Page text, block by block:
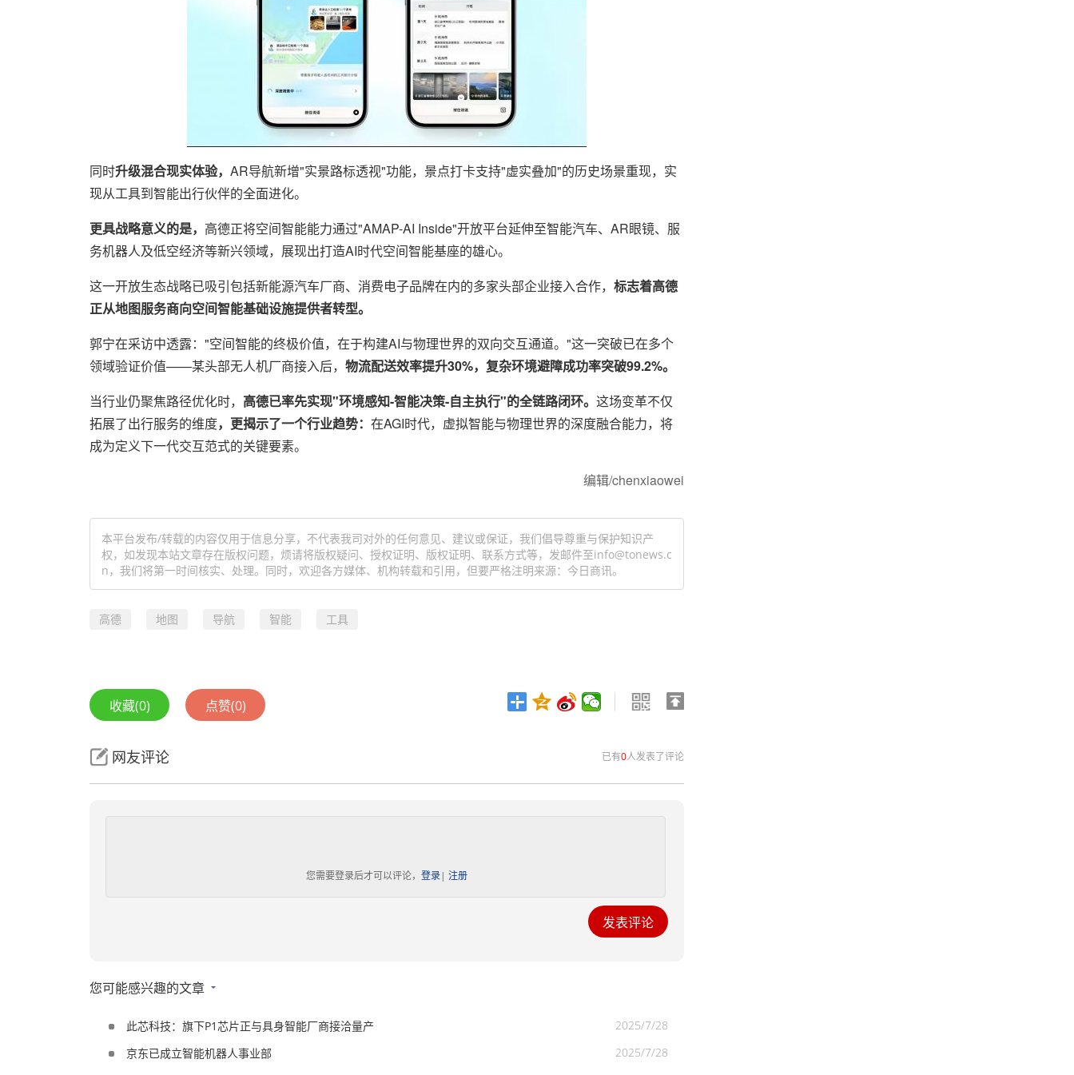
同时升级混合现实体验， AR导航新增"实景路标透视"功能，景点打卡支持"虚实叠加"的历史场景重现，实
现从工具到智能出行伙伴的全面进化。
更具战略意义的是， 高德正将空间智能能力通过"AMAP-AI Inside"开放平台延伸至智能汽车、AR眼镜、服
务机器人及低空经济等新兴领域，展现出打造AI时代空间智能基座的雄心。
这一开放生态战略已吸引包括新能源汽车厂商、消费电子品牌在内的多家头部企业接入合作， 标志着高德
正从地图服务商向空间智能基础设施提供者转型。
郭宁在采访中透露："空间智能的终极价值，在于构建AI与物理世界的双向交互通道。"这一突破已在多个
领域验证价值——某头部无人机厂商接入后， 物流配送效率提升30%，复杂环境避障成功率突破99.2%。
当行业仍聚焦路径优化时， 高德已率先实现"环境感知-智能决策-自主执行"的全链路闭环。 这场变革不仅
拓展了出行服务的维度，更揭示了一个行业趋势： 在AGI时代，虚拟智能与物理世界的深度融合能力，将
成为定义下一代交互范式的关键要素。
编辑/chenxiaowei
本平台发布/转载的内容仅用于信息分享，不代表我司对外的任何意见、建议或保证，我们倡导尊重与保护知识产
权，如发现本站文章存在版权问题，烦请将版权疑问、授权证明、版权证明、联系方式等，发邮件至info@tonews.c
n，我们将第一时间核实、处理。同时，欢迎各方媒体、机构转载和引用，但要严格注明来源：今日商讯。
高德 地图 导航 智能 工具
收藏(0) 点赞(0)
已有0人发表了评论
网友评论
您需要登录后才可以评论， 登录| 注册
您可能感兴趣的文章
此芯科技：旗下P1芯片正与具身智能厂商接洽量产
2025/7/28
京东已成立智能机器人事业部
2025/7/28